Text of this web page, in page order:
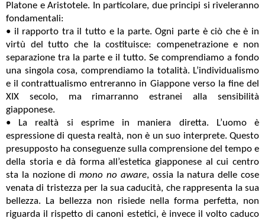
Platone e Aristotele. In particolare, due principi si riveleranno
fondamentali:
• il rapporto tra il tutto e la parte. Ogni parte è ciò che è in
virtù del tutto che la costituisce: compenetrazione e non
separazione tra la parte e il tutto. Se comprendiamo a fondo
una singola cosa, comprendiamo la totalità. L’individualismo
e il contrattualismo entreranno in Giappone verso la fine del
XIX secolo, ma rimarranno estranei alla sensibilità
giapponese.
• La realtà si esprime in maniera diretta. L’uomo è
espressione di questa realtà, non è un suo interprete. Questo
presupposto ha conseguenze sulla comprensione del tempo e
della storia e dà forma all’estetica giapponese al cui centro
sta la nozione dimono no aware, ossia la natura delle cose
venata di tristezza per la sua caducità, che rappresenta la sua
bellezza. La bellezza non risiede nella forma perfetta, non
riguarda il rispetto di canoni estetici, è invece il volto caduco